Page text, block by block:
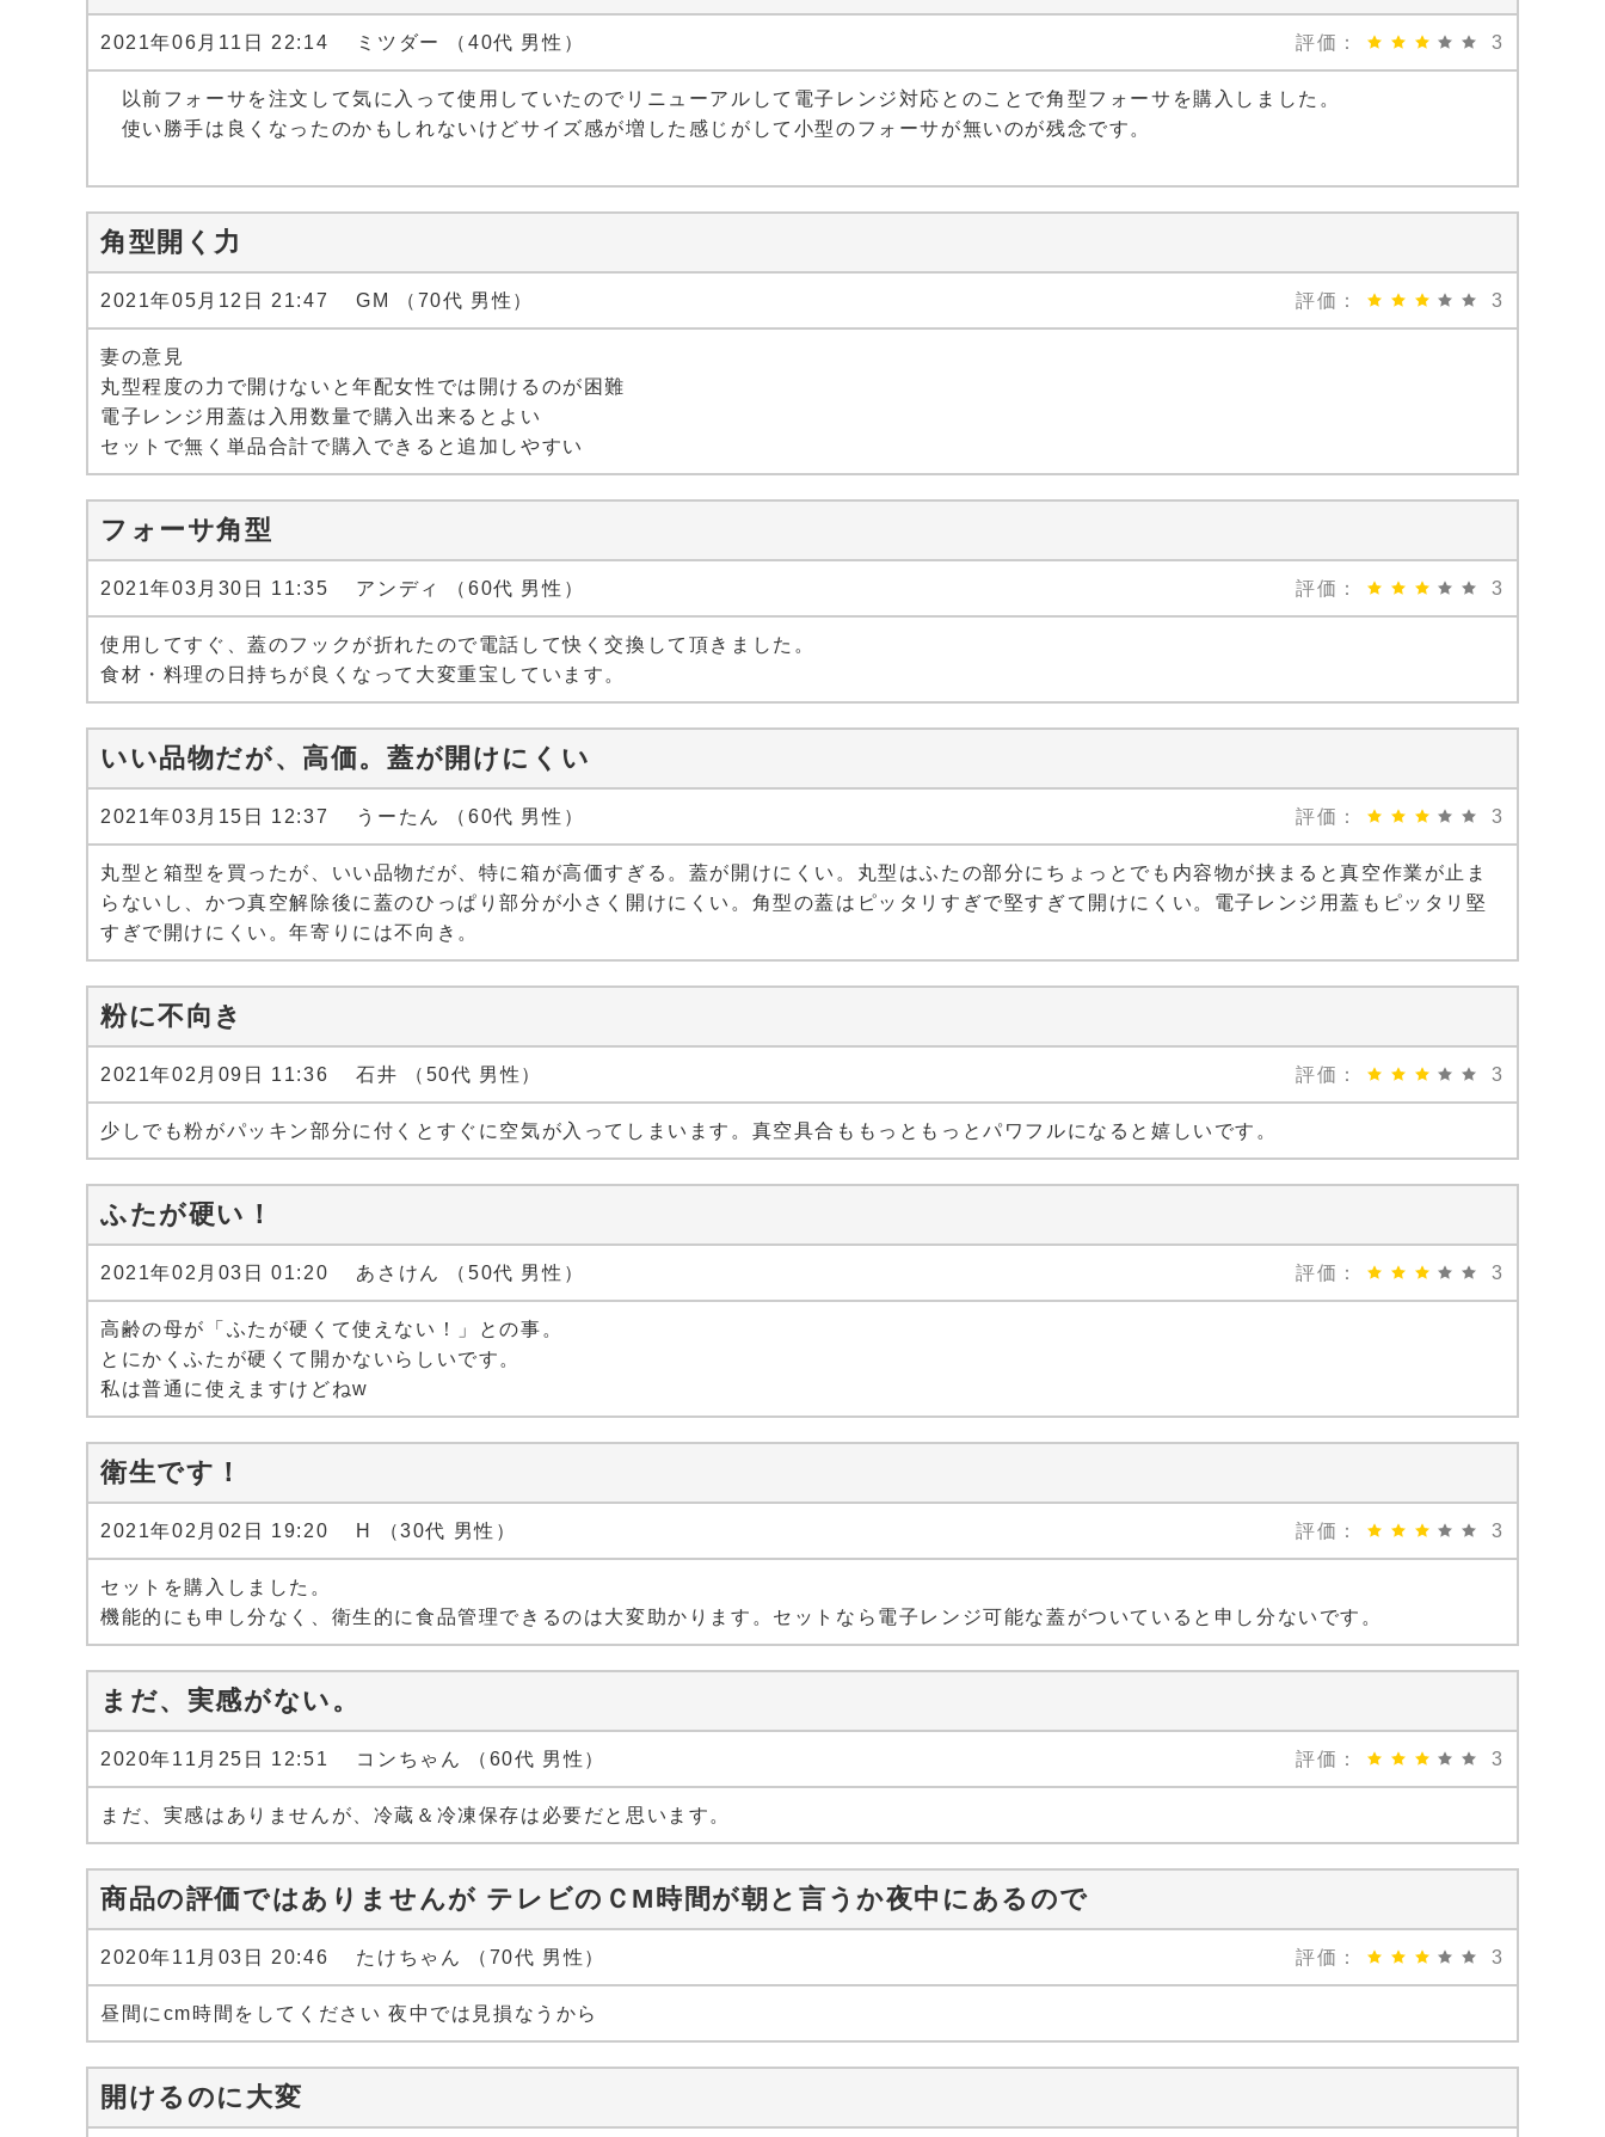
2021年06月11日 22:14 ミツダー （40代 男性） 評価： 3
以前フォーサを注文して気に入って使用していたのでリニューアルして電子レンジ対応とのことで角型フォーサを購入しました。
使い勝手は良くなったのかもしれないけどサイズ感が増した感じがして小型のフォーサが無いのが残念です。
角型開く力
2021年05月12日 21:47 GM （70代 男性） 評価： 3
妻の意見
丸型程度の力で開けないと年配女性では開けるのが困難
電子レンジ用蓋は入用数量で購入出来るとよい
セットで無く単品合計で購入できると追加しやすい
フォーサ角型
2021年03月30日 11:35 アンディ （60代 男性） 評価： 3
使用してすぐ、蓋のフックが折れたので電話して快く交換して頂きました。
食材・料理の日持ちが良くなって大変重宝しています。
いい品物だが、高価。蓋が開けにくい
2021年03月15日 12:37 うーたん （60代 男性） 評価： 3
丸型と箱型を買ったが、いい品物だが、特に箱が高価すぎる。蓋が開けにくい。丸型はふたの部分にちょっとでも内容物が挟まると真空作業が止ま
らないし、かつ真空解除後に蓋のひっぱり部分が小さく開けにくい。角型の蓋はピッタリすぎで堅すぎて開けにくい。電子レンジ用蓋もピッタリ堅
すぎで開けにくい。年寄りには不向き。
粉に不向き
2021年02月09日 11:36 石井 （50代 男性） 評価： 3
少しでも粉がパッキン部分に付くとすぐに空気が入ってしまいます。真空具合ももっともっとパワフルになると嬉しいです。
ふたが硬い！
2021年02月03日 01:20 あさけん （50代 男性） 評価： 3
高齢の母が「ふたが硬くて使えない！」との事。
とにかくふたが硬くて開かないらしいです。
私は普通に使えますけどねw
衛生です！
2021年02月02日 19:20 H （30代 男性） 評価： 3
セットを購入しました。
機能的にも申し分なく、衛生的に食品管理できるのは大変助かります。セットなら電子レンジ可能な蓋がついていると申し分ないです。
まだ、実感がない。
2020年11月25日 12:51 コンちゃん （60代 男性） 評価： 3
まだ、実感はありませんが、冷蔵＆冷凍保存は必要だと思います。
商品の評価ではありませんが テレビのＣM時間が朝と言うか夜中にあるので
2020年11月03日 20:46 たけちゃん （70代 男性） 評価： 3
昼間にcm時間をしてください 夜中では見損なうから
開けるのに大変